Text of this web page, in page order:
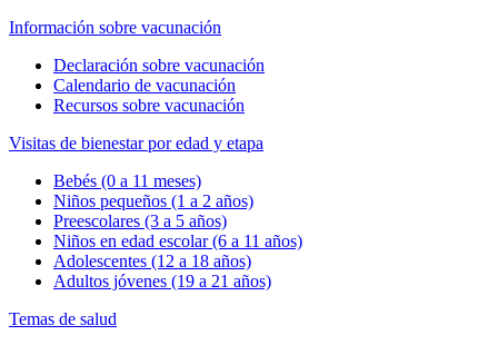
Información sobre vacunación
Declaración sobre vacunación
Calendario de vacunación
Recursos sobre vacunación
Visitas de bienestar por edad y etapa
Bebés (0 a 11 meses)
Niños pequeños (1 a 2 años)
Preescolares (3 a 5 años)
Niños en edad escolar (6 a 11 años)
Adolescentes (12 a 18 años)
Adultos jóvenes (19 a 21 años)
Temas de salud